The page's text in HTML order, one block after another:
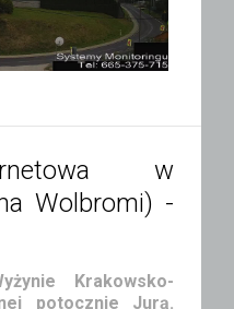
w
Wolbromi) -
Krakowsko-
potocznie Jurą.